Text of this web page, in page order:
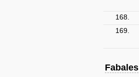
168.
169.
Fabales